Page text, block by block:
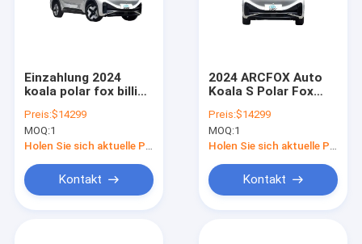
Einzahlung 2024
koala polar fox billige
Autos Fahrzeugpreis
zum Verkauf in China
gemacht arcfox Auto
Preis:$14299
MOQ:1
Holen Sie sich aktuelle Preis
Kontakt
2024 ARCFOX Auto
Koala S Polar Fox
Erwachsene China
Neues
Elektrofahrzeug
Auto
Preis:$14299
MOQ:1
Holen Sie sich aktuelle Preis
Kontakt